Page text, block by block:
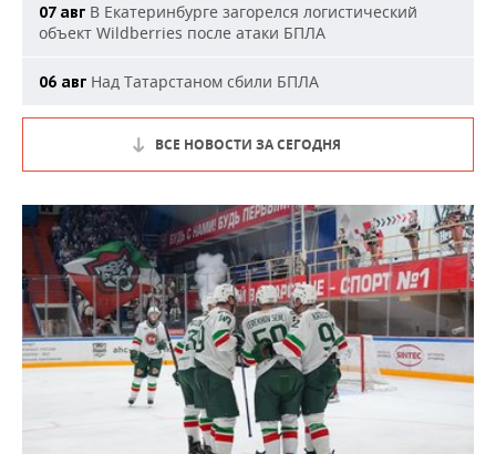
07 авг В Екатеринбурге загорелся логистический
объект Wildberries после атаки БПЛА
06 авг Над Татарстаном сбили БПЛА
ВСЕ НОВОСТИ ЗА СЕГОДНЯ